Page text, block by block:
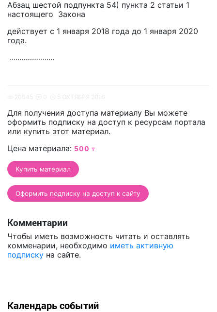
Абзац шестой подпункта 54) пункта 2 статьи 1
настоящего Закона
действует с 1 января 2018 года до 1 января 2020
года.
.......................
Для получения доступа материалу Вы можете
оформить подписку на доступ к ресурсам портала
или купить этот материал.
Цена материала: 500 ₸
Оформить подписку на доступ к сайту
Комментарии
Чтобы иметь возможность читать и оставлять
комменарии, необходимо иметь активную
подписку на сайте.
Календарь событий